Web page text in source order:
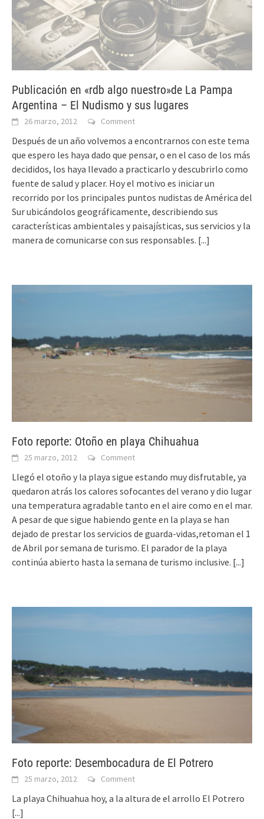
Publicación en «rdb algo nuestro»de La Pampa
Argentina – El Nudismo y sus lugares
26 marzo, 2012 Comment
Después de un año volvemos a encontrarnos con este tema
que espero les haya dado que pensar, o en el caso de los más
decididos, los haya llevado a practicarlo y descubrirlo como
fuente de salud y placer. Hoy el motivo es iniciar un
recorrido por los principales puntos nudistas de América del
Sur ubicándolos geográficamente, describiendo sus
características ambientales y paisajísticas, sus servicios y la
manera de comunicarse con sus responsables. [...]
Foto reporte: Otoño en playa Chihuahua
25 marzo, 2012 Comment
Llegó el otoño y la playa sigue estando muy disfrutable, ya
quedaron atrás los calores sofocantes del verano y dio lugar
una temperatura agradable tanto en el aire como en el mar.
A pesar de que sigue habiendo gente en la playa se han
dejado de prestar los servicios de guarda-vidas,retoman el 1
de Abril por semana de turismo. El parador de la playa
continúa abierto hasta la semana de turismo inclusive. [...]
Foto reporte: Desembocadura de El Potrero
25 marzo, 2012 Comment
La playa Chihuahua hoy, a la altura de el arrollo El Potrero
[...]